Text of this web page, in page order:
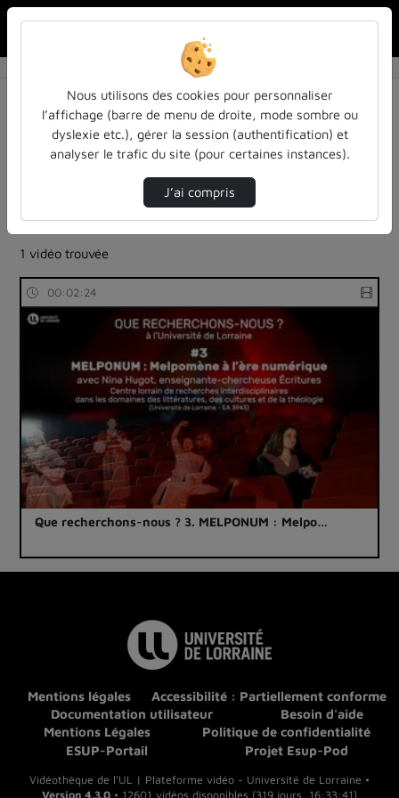
Résultats de la recherche
Filtres actifs (cliquer pour en retirer) :
reportages
sdun-videos-en-ligne
sdun-videos-en-ligne
theatre-representations-sur-scene
que-recherchons-nous
edition-numerique
1 vidéo trouvée
00:02:24
Que recherchons-nous ? 3. MELPONUM : Melpo…
Mentions légales
Accessibilité : Partiellement conforme
Documentation utilisateur
Besoin d'aide
Mentions Légales
Politique de confidentialité
ESUP-Portail
Projet Esup-Pod
Vidéothèque de l'UL | Plateforme vidéo - Université de Lorraine •
Version 4.3.0 • 12601 vidéos disponibles (319 jours, 16:33:41)
Nous utilisons des cookies pour personnaliser
l’affichage (barre de menu de droite, mode sombre ou
dyslexie etc.), gérer la session (authentification) et
analyser le trafic du site (pour certaines instances).
J’ai compris